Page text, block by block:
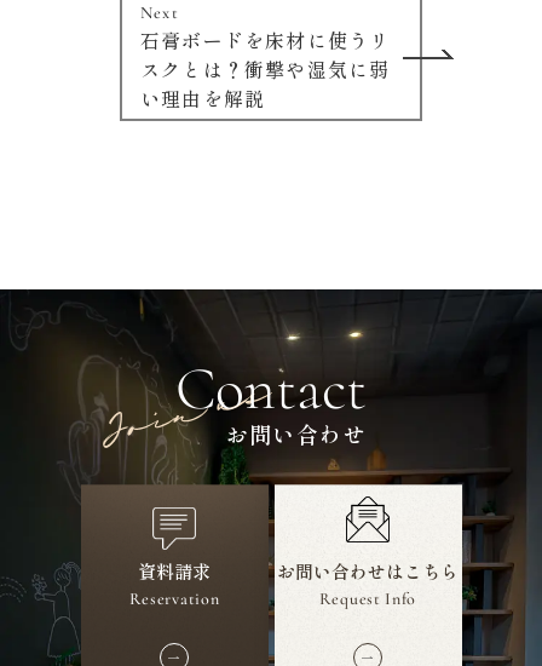
Next
石膏ボードを床材に使うリ
スクとは？衝撃や湿気に弱
い理由を解説
Contact
お問い合わせ
資料請求
Reservation
お問い合わせはこちら
Request Info